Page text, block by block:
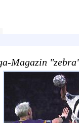
Magazin